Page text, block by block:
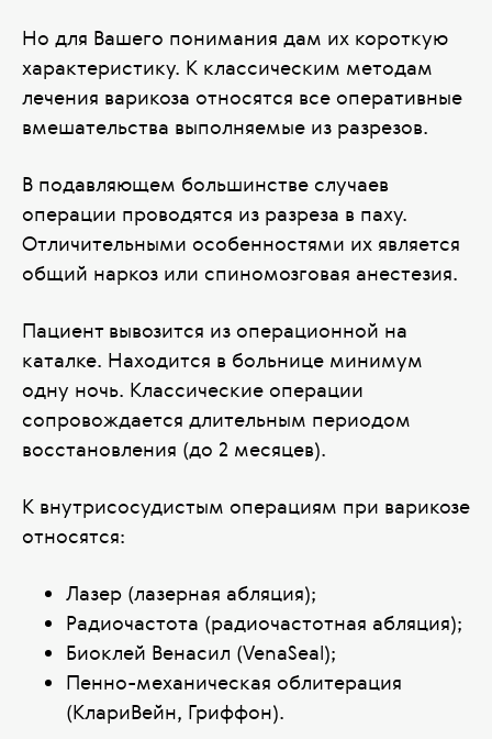
Но для Вашего понимания дам их короткую
характеристику. К классическим методам
лечения варикоза относятся все оперативные
вмешательства выполняемые из разрезов.
В подавляющем большинстве случаев
операции проводятся из разреза в паху.
Отличительными особенностями их является
общий наркоз или спиномозговая анестезия.
Пациент вывозится из операционной на
каталке. Находится в больнице минимум
одну ночь. Классические операции
сопровождается длительным периодом
восстановления (до 2 месяцев).
К внутрисосудистым операциям при варикозе
относятся:
Лазер (лазерная абляция);
Радиочастота (радиочастотная абляция);
Биоклей Венасил (VenaSeal);
Пенно-механическая облитерация
(КлариВейн, Гриффон).